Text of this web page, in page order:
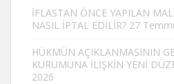
İFLASTAN ÖNCE YAPILAN
NASIL İPTAL EDİLİR? 27
HÜKMÜN AÇIKLANMASININ
KURUMUNA İLİŞKİN YENİ
2026